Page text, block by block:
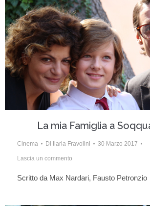
La mia Famiglia a
Cinema Di Ilaria Fravolini 30 Marzo 2017
Lascia un commento
Scritto da Max Nardari, Fausto Petronzio